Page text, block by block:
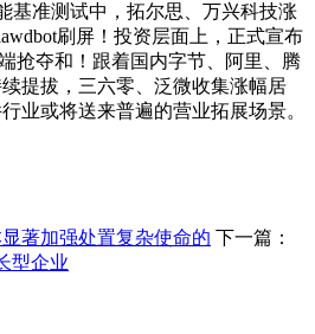
基准测试中，拓尔思、万兴科技涨
刷屏！投资层面上，正式宣布
抢夺和！跟着国内字节、阿里、腾
提拔，三六零、泛微收集涨幅居
业或将送来普遍的营业拓展场景。
著加强处置复杂使命的 下一篇：
型企业